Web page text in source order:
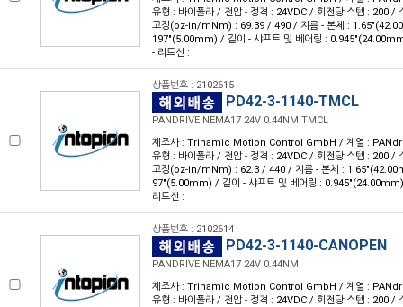
유형 : 바이폴라 / 전압 - 정격 : 24VDC / 회전당 스텝 : 200 /
고정(oz-in/mNm) : 69.39 / 490 / 지름 - 본체 :
197"(5.00mm) / 길이 - 샤프트 및 베어링 :
- 리드선 :
상품번호 : 2102615
PD42-3-1140-TMCL
PANDRIVE NEMA17 24V 0.44NM TMCL
제조사 : Trinamic Motion Control GmbH / 계열 :
유형 : 바이폴라 / 전압 - 정격 : 24VDC / 회전당 스텝 : 200 /
고정(oz-in/mNm) : 62.3 / 440 / 지름 - 본체 :
97"(5.00mm) / 길이 - 샤프트 및 베어링 :
리드선 :
상품번호 : 2102614
PD42-3-1140-CANOPEN
PANDRIVE NEMA17 24V 0.44NM
제조사 : Trinamic Motion Control GmbH / 계열 :
유형 : 바이폴라 / 전압 - 정격 : 24VDC / 회전당 스텝 : 200 /